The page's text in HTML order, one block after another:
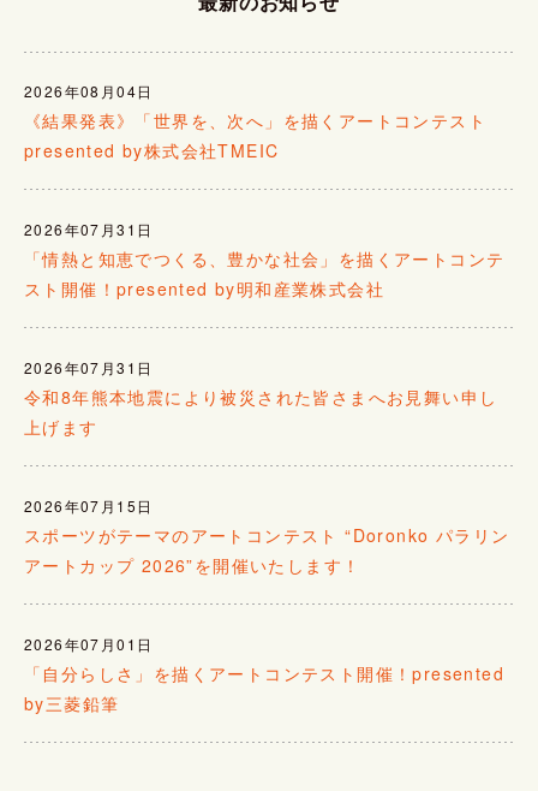
2026年08月04日
《結果発表》「世界を、次へ」を描くアートコンテスト
presented by株式会社TMEIC
2026年07月31日
「情熱と知恵でつくる、豊かな社会」を描くアートコンテ
スト開催！presented by明和産業株式会社
2026年07月31日
令和8年熊本地震により被災された皆さまへお見舞い申し
上げます
2026年07月15日
スポーツがテーマのアートコンテスト “Doronko パラリン
アートカップ 2026”を開催いたします！
2026年07月01日
「自分らしさ」を描くアートコンテスト開催！presented
by三菱鉛筆